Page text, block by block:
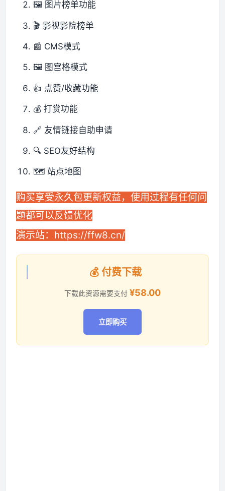
🖼️ 图片榜单功能
🎬 影视影院榜单
📰 CMS模式
🖼️ 图宫格模式
👍 点赞/收藏功能
💰 打赏功能
🔗 友情链接自助申请
🔍 SEO友好结构
🗺️ 站点地图
购买享受永久包更新权益，使用过程有任何问
题都可以反馈优化
演示站： https://ffw8.cn/
💰 付费下载
下载此资源需要支付 ¥58.00
立即购买